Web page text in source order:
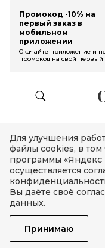
Промокод -10% на
первый заказ в
мобильном
приложении
Скачайте приложение и
промокод на свой первый
Для улучшения
файлы cookies, в том
программы «Яндекс
осуществляется
Вы даёте своё
данных.
Принимаю